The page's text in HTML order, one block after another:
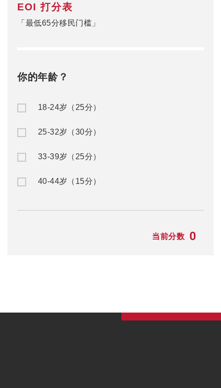
EOI 打分表
「最低65分移民门槛」
你的年龄？
18-24岁（25分）
25-32岁（30分）
33-39岁（25分）
40-44岁（15分）
当前分数 0